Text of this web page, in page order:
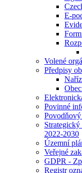
E-
Volené
Předpisy
Povinné
2022-2030
Územní
Veřejné
GDPR -
Registr